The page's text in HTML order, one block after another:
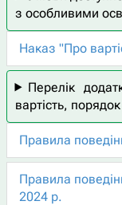
з особливими
Наказ "Про
Перелік
вартість,
Правила
Правила
2024 р.